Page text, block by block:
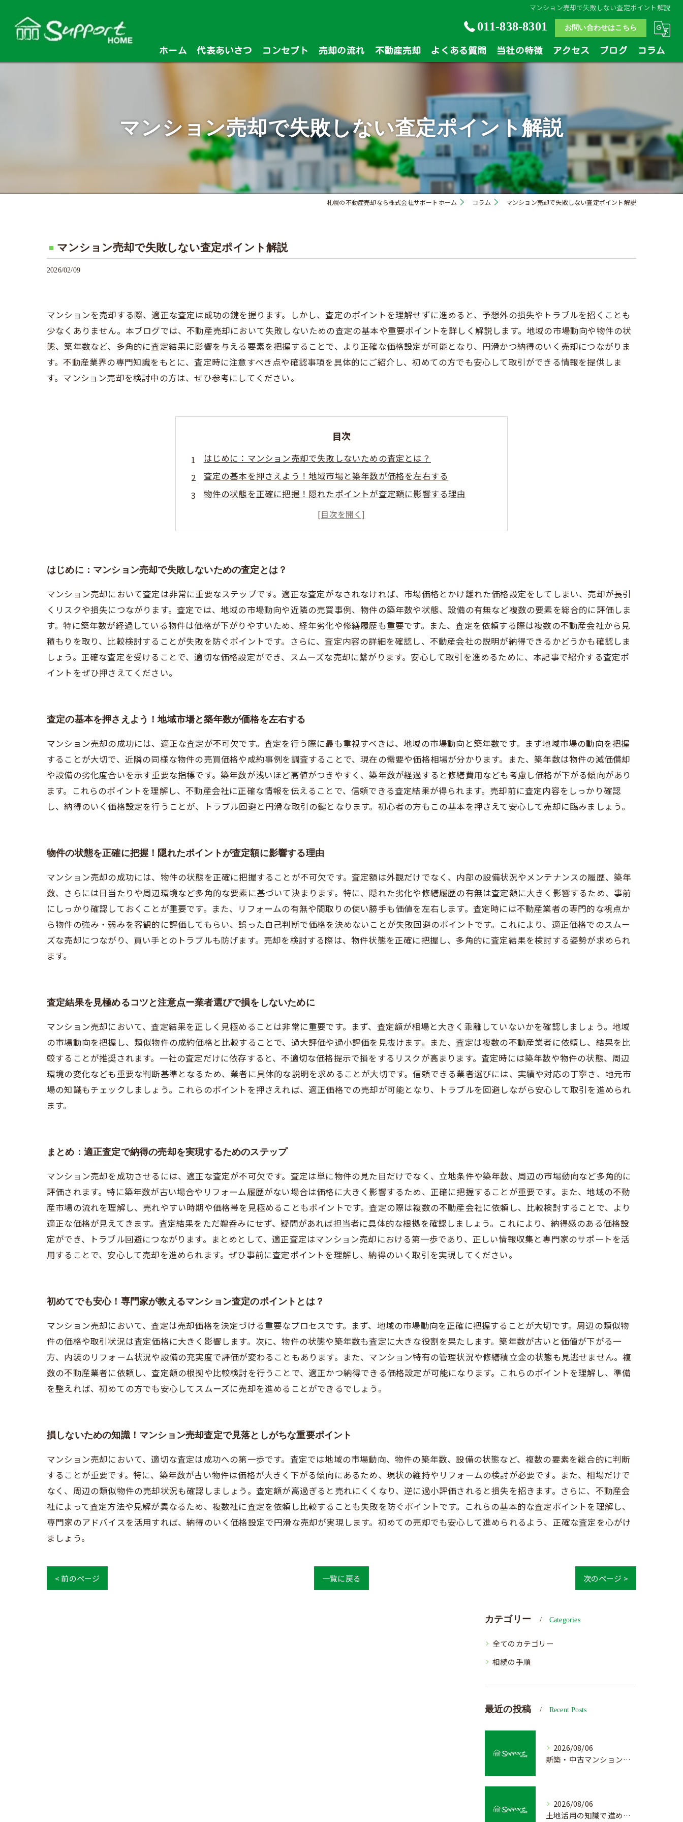
マンション売却で失敗しない査定ポイント解説
011-838-8301 お問い合わせはこちら
ホーム 代表あいさつ コンセプト 売却の流れ 不動産売却 よくある質問 当社の特徴
戸建
マンション
相続
買い替え
アクセス ブログ コラム
マンション売却で失敗しない査定ポイント解説
札幌の不動産売却なら株式会社サポートホーム コラム マンション売却で失敗しない査定ポイント解説
マンション売却で失敗しない査定ポイント解説
2026/02/09
マンションを売却する際、適正な査定は成功の鍵を握ります。しかし、査定のポイントを理解せずに進めると、予想外の損失やトラブルを招くことも
少なくありません。本ブログでは、不動産売却において失敗しないための査定の基本や重要ポイントを詳しく解説します。地域の市場動向や物件の状
態、築年数など、多角的に査定結果に影響を与える要素を把握することで、より正確な価格設定が可能となり、円滑かつ納得のいく売却につながりま
す。不動産業界の専門知識をもとに、査定時に注意すべき点や確認事項を具体的にご紹介し、初めての方でも安心して取引ができる情報を提供しま
す。マンション売却を検討中の方は、ぜひ参考にしてください。
目次
はじめに：マンション売却で失敗しないための査定とは？
査定の基本を押さえよう！地域市場と築年数が価格を左右する
物件の状態を正確に把握！隠れたポイントが査定額に影響する理由
査定結果を見極めるコツと注意点ー業者選びで損をしないために
まとめ：適正査定で納得の売却を実現するためのステップ
損しないための知識！マンション売却査定で見落としがちな重要ポイント
はじめに：マンション売却で失敗しないための査定とは？
マンション売却において査定は非常に重要なステップです。適正な査定がなされなければ、市場価格とかけ離れた価格設定をしてしまい、売却が長引
くリスクや損失につながります。査定では、地域の市場動向や近隣の売買事例、物件の築年数や状態、設備の有無など複数の要素を総合的に評価しま
す。特に築年数が経過している物件は価格が下がりやすいため、経年劣化や修繕履歴も重要です。また、査定を依頼する際は複数の不動産会社から見
積もりを取り、比較検討することが失敗を防ぐポイントです。さらに、査定内容の詳細を確認し、不動産会社の説明が納得できるかどうかも確認しま
しょう。正確な査定を受けることで、適切な価格設定ができ、スムーズな売却に繋がります。安心して取引を進めるために、本記事で紹介する査定ポ
イントをぜひ押さえてください。
査定の基本を押さえよう！地域市場と築年数が価格を左右する
マンション売却の成功には、適正な査定が不可欠です。査定を行う際に最も重視すべきは、地域の市場動向と築年数です。まず地域市場の動向を把握
することが大切で、近隣の同様な物件の売買価格や成約事例を調査することで、現在の需要や価格相場が分かります。また、築年数は物件の減価償却
や設備の劣化度合いを示す重要な指標です。築年数が浅いほど高値がつきやすく、築年数が経過すると修繕費用なども考慮し価格が下がる傾向があり
ます。これらのポイントを理解し、不動産会社に正確な情報を伝えることで、信頼できる査定結果が得られます。売却前に査定内容をしっかり確認
し、納得のいく価格設定を行うことが、トラブル回避と円滑な取引の鍵となります。初心者の方もこの基本を押さえて安心して売却に臨みましょう。
物件の状態を正確に把握！隠れたポイントが査定額に影響する理由
マンション売却の成功には、物件の状態を正確に把握することが不可欠です。査定額は外観だけでなく、内部の設備状況やメンテナンスの履歴、築年
数、さらには日当たりや周辺環境など多角的な要素に基づいて決まります。特に、隠れた劣化や修繕履歴の有無は査定額に大きく影響するため、事前
にしっかり確認しておくことが重要です。また、リフォームの有無や間取りの使い勝手も価値を左右します。査定時には不動産業者の専門的な視点か
ら物件の強み・弱みを客観的に評価してもらい、誤った自己判断で価格を決めないことが失敗回避のポイントです。これにより、適正価格でのスムー
ズな売却につながり、買い手とのトラブルも防げます。売却を検討する際は、物件状態を正確に把握し、多角的に査定結果を検討する姿勢が求められ
ます。
査定結果を見極めるコツと注意点ー業者選びで損をしないために
マンション売却において、査定結果を正しく見極めることは非常に重要です。まず、査定額が相場と大きく乖離していないかを確認しましょう。地域
の市場動向を把握し、類似物件の成約価格と比較することで、過大評価や過小評価を見抜けます。また、査定は複数の不動産業者に依頼し、結果を比
較することが推奨されます。一社の査定だけに依存すると、不適切な価格提示で損をするリスクが高まります。査定時には築年数や物件の状態、周辺
環境の変化なども重要な判断基準となるため、業者に具体的な説明を求めることが大切です。信頼できる業者選びには、実績や対応の丁寧さ、地元市
場の知識もチェックしましょう。これらのポイントを押さえれば、適正価格での売却が可能となり、トラブルを回避しながら安心して取引を進められ
ます。
まとめ：適正査定で納得の売却を実現するためのステップ
マンション売却を成功させるには、適正な査定が不可欠です。査定は単に物件の見た目だけでなく、立地条件や築年数、周辺の市場動向など多角的に
評価されます。特に築年数が古い場合やリフォーム履歴がない場合は価格に大きく影響するため、正確に把握することが重要です。また、地域の不動
産市場の流れを理解し、売れやすい時期や価格帯を見極めることもポイントです。査定の際は複数の不動産会社に依頼し、比較検討することで、より
適正な価格が見えてきます。査定結果をただ鵜呑みにせず、疑問があれば担当者に具体的な根拠を確認しましょう。これにより、納得感のある価格設
定ができ、トラブル回避につながります。まとめとして、適正査定はマンション売却における第一歩であり、正しい情報収集と専門家のサポートを活
用することで、安心して売却を進められます。ぜひ事前に査定ポイントを理解し、納得のいく取引を実現してください。
初めてでも安心！専門家が教えるマンション査定のポイントとは？
マンション売却において、査定は売却価格を決定づける重要なプロセスです。まず、地域の市場動向を正確に把握することが大切です。周辺の類似物
件の価格や取引状況は査定価格に大きく影響します。次に、物件の状態や築年数も査定に大きな役割を果たします。築年数が古いと価値が下がる一
方、内装のリフォーム状況や設備の充実度で評価が変わることもあります。また、マンション特有の管理状況や修繕積立金の状態も見逃せません。複
数の不動産業者に依頼し、査定額の根拠や比較検討を行うことで、適正かつ納得できる価格設定が可能になります。これらのポイントを理解し、準備
を整えれば、初めての方でも安心してスムーズに売却を進めることができるでしょう。
損しないための知識！マンション売却査定で見落としがちな重要ポイント
マンション売却において、適切な査定は成功への第一歩です。査定では地域の市場動向、物件の築年数、設備の状態など、複数の要素を総合的に判断
することが重要です。特に、築年数が古い物件は価格が大きく下がる傾向にあるため、現状の維持やリフォームの検討が必要です。また、相場だけで
なく、周辺の類似物件の売却状況も確認しましょう。査定額が高過ぎると売れにくくなり、逆に過小評価されると損失を招きます。さらに、不動産会
社によって査定方法や見解が異なるため、複数社に査定を依頼し比較することも失敗を防ぐポイントです。これらの基本的な査定ポイントを理解し、
専門家のアドバイスを活用すれば、納得のいく価格設定で円滑な売却が実現します。初めての売却でも安心して進められるよう、正確な査定を心がけ
ましょう。
< 前のページ 一覧に戻る 次のページ >
カテゴリー Categories
全てのカテゴリー
相続の手順
最近の投稿 Recent Posts
2026/08/06
新築・中古マンション売却の価値を見極める査定方法
2026/08/06
土地活用の知識で進める不動産売却成功法